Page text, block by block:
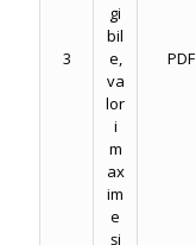
3
gi
bil
e,
va
lor
i
m
ax
im
e
și
PDF